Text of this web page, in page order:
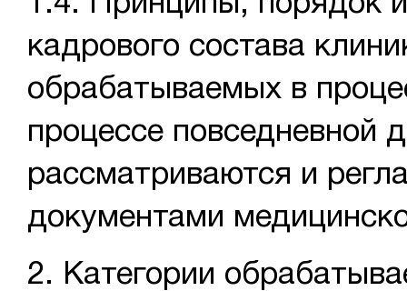
кадрового состава
обрабатываемых в
процессе повседневной
рассматриваются и
документами
2. Категории